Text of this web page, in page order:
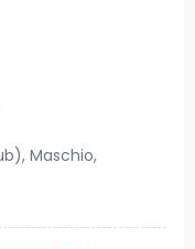
Maschio,